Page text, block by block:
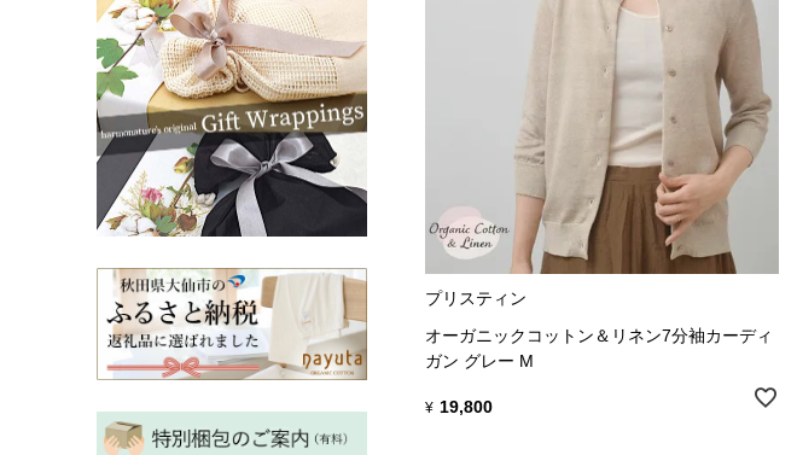
マタニティ・授乳パジャマchevron_right
プリスティン
オーガニックコットン＆リネン7分袖カーディ
ガン グレー M
¥ 19,800